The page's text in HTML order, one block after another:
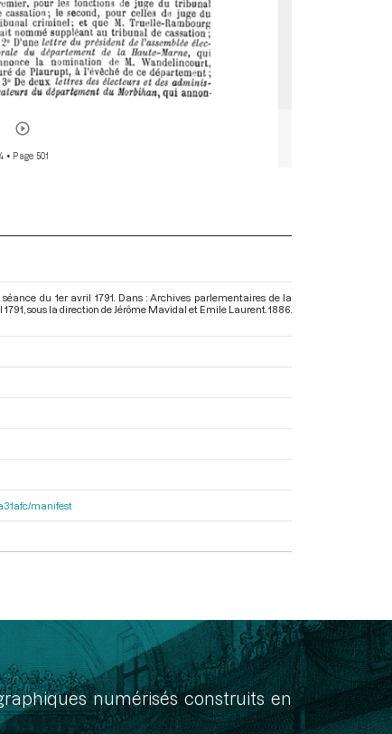
• Page 501
du 1er avril 1791. Dans : Archives parlementaires de la
, sous la direction de Jérôme Mavidal et Emile Laurent. 1886.
manifest
numérisés construits en